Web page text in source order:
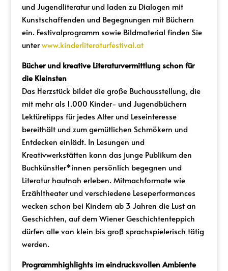
und Jugendliteratur und laden zu Dialogen mit
Kunstschaffenden und Begegnungen mit Büchern
ein. Festivalprogramm sowie Bildmaterial finden Sie
unterwww.kinderliteraturfestival.at
Bücher und kreative Literaturvermittlung schon für
die Kleinsten
Das Herzstück bildet die große Buchausstellung, die
mit mehr als 1.000 Kinder- und Jugendbüchern
Lektüretipps für jedes Alter und Leseinteresse
bereithält und zum gemütlichen Schmökern und
Entdecken einlädt. In Lesungen und
Kreativwerkstätten kann das junge Publikum den
Buchkünstler*innen persönlich begegnen und
Literatur hautnah erleben. Mitmachformate wie
Erzähltheater und verschiedene Leseperformances
wecken schon bei Kindern ab 3 Jahren die Lust an
Geschichten, auf dem Wiener Geschichtenteppich
dürfen alle von klein bis groß sprachspielerisch tätig
werden.
Programmhighlights im eindrucksvollen Ambiente